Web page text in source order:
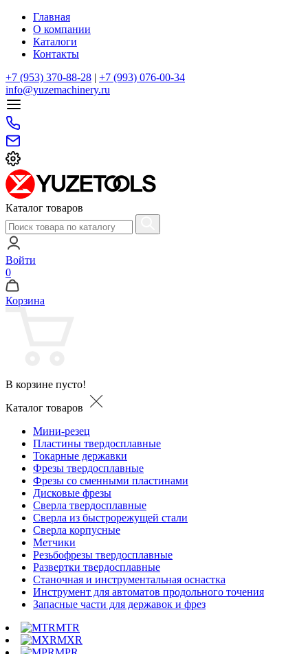
Главная
О компании
Каталоги
Контакты
+7 (953) 370-88-28 | +7 (993) 076-00-34
info@yuzemachinery.ru
Каталог товаров
Войти
0
Корзина
В корзине пусто!
Каталог товаров
Мини-резец
Пластины твердосплавные
Токарные державки
Фрезы твердосплавные
Фрезы со сменными пластинами
Дисковые фрезы
Сверла твердосплавные
Сверла из быстрорежущей стали
Сверла корпусные
Метчики
Резьбофрезы твердосплавные
Развертки твердосплавные
Станочная и инструментальная оснастка
Инструмент для автоматов продольного точения
Запасные части для державок и фрез
MTR
MXR